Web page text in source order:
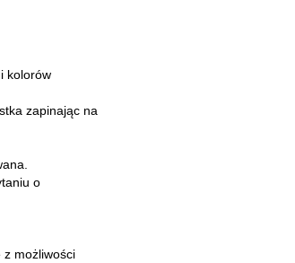
kolorów
zapinając na
o
z możliwości